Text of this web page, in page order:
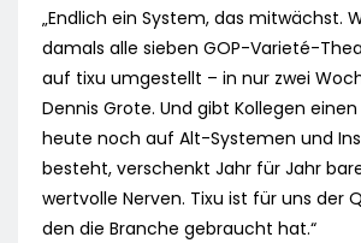
„Endlich ein System, das mitwächst.
damals alle sieben GOP-Varieté-
auf tixu umgestellt – in nur zwei
Dennis Grote. Und gibt Kollegen einen
heute noch auf Alt-Systemen und
besteht, verschenkt Jahr für Jahr
wertvolle Nerven. Tixu ist für uns der
den die Branche gebraucht hat.“